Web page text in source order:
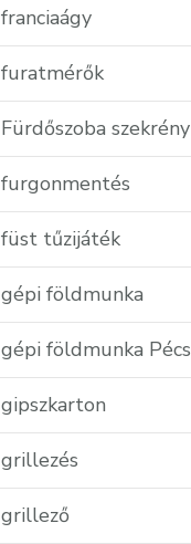
franciaágy
furatmérők
Fürdőszoba szekrény
furgonmentés
füst tűzijáték
gépi földmunka
gépi földmunka Pécs
gipszkarton
grillezés
grillező